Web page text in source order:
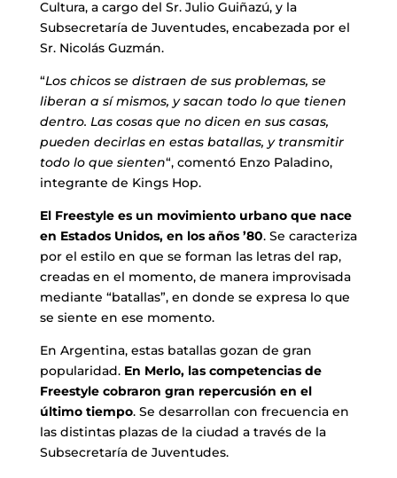
Cultura, a cargo del Sr. Julio Guiñazú, y la
Subsecretaría de Juventudes, encabezada por el
Sr. Nicolás Guzmán.
“Los chicos se distraen de sus problemas, se
liberan a sí mismos, y sacan todo lo que tienen
dentro. Las cosas que no dicen en sus casas,
pueden decirlas en estas batallas, y transmitir
todo lo que sienten“, comentó Enzo Paladino,
integrante de Kings Hop.
El Freestyle es un movimiento urbano que nace
en Estados Unidos, en los años ’80. Se caracteriza
por el estilo en que se forman las letras del rap,
creadas en el momento, de manera improvisada
mediante “batallas”, en donde se expresa lo que
se siente en ese momento.
En Argentina, estas batallas gozan de gran
popularidad. En Merlo, las competencias de
Freestyle cobraron gran repercusión en el
último tiempo. Se desarrollan con frecuencia en
las distintas plazas de la ciudad a través de la
Subsecretaría de Juventudes.